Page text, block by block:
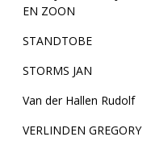
EN ZOON
STANDTOBE
STORMS JAN
Van der Hallen Rudolf
VERLINDEN GREGORY